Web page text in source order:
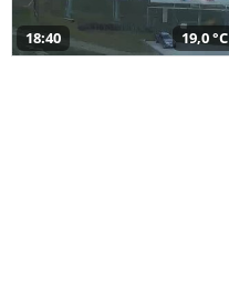
18:40 19,0 °C